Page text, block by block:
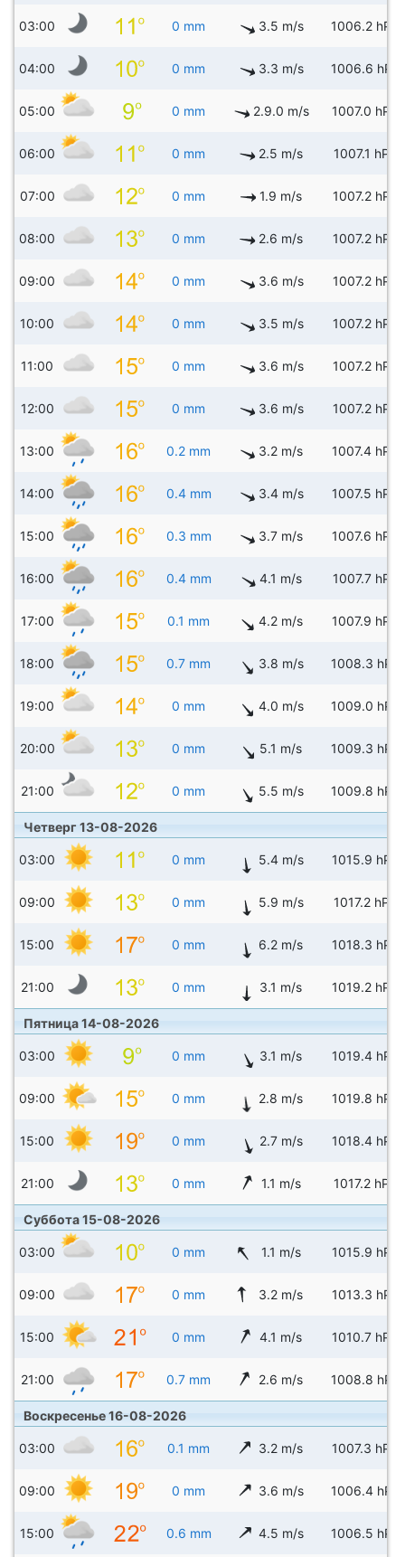
03:00 0 mm 3.5 m/s 1006.2 hPa
04:00 0 mm 3.3 m/s 1006.6 hPa
05:00 0 mm 2.9.0 m/s 1007.0 hPa
06:00 0 mm 2.5 m/s 1007.1 hPa
07:00 0 mm 1.9 m/s 1007.2 hPa
08:00 0 mm 2.6 m/s 1007.2 hPa
09:00 0 mm 3.6 m/s 1007.2 hPa
10:00 0 mm 3.5 m/s 1007.2 hPa
11:00 0 mm 3.6 m/s 1007.2 hPa
12:00 0 mm 3.6 m/s 1007.2 hPa
13:00 0.2 mm 3.2 m/s 1007.4 hPa
14:00 0.4 mm 3.4 m/s 1007.5 hPa
15:00 0.3 mm 3.7 m/s 1007.6 hPa
16:00 0.4 mm 4.1 m/s 1007.7 hPa
17:00 0.1 mm 4.2 m/s 1007.9 hPa
18:00 0.7 mm 3.8 m/s 1008.3 hPa
19:00 0 mm 4.0 m/s 1009.0 hPa
20:00 0 mm 5.1 m/s 1009.3 hPa
21:00 0 mm 5.5 m/s 1009.8 hPa
Четверг 13-08-2026
03:00 0 mm 5.4 m/s 1015.9 hPa
09:00 0 mm 5.9 m/s 1017.2 hPa
15:00 0 mm 6.2 m/s 1018.3 hPa
21:00 0 mm 3.1 m/s 1019.2 hPa
Пятница 14-08-2026
03:00 0 mm 3.1 m/s 1019.4 hPa
09:00 0 mm 2.8 m/s 1019.8 hPa
15:00 0 mm 2.7 m/s 1018.4 hPa
21:00 0 mm 1.1 m/s 1017.2 hPa
Суббота 15-08-2026
03:00 0 mm 1.1 m/s 1015.9 hPa
09:00 0 mm 3.2 m/s 1013.3 hPa
15:00 0 mm 4.1 m/s 1010.7 hPa
21:00 0.7 mm 2.6 m/s 1008.8 hPa
Воскресенье 16-08-2026
03:00 0.1 mm 3.2 m/s 1007.3 hPa
09:00 0 mm 3.6 m/s 1006.4 hPa
15:00 0.6 mm 4.5 m/s 1006.5 hPa